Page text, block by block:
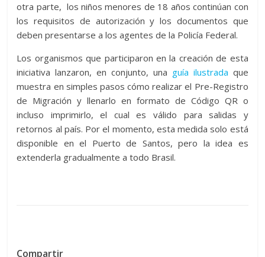
otra parte, los niños menores de 18 años continúan con
los requisitos de autorización y los documentos que
deben presentarse a los agentes de la Policía Federal.
Los organismos que participaron en la creación de esta
iniciativa lanzaron, en conjunto, una guía ilustrada que
muestra en simples pasos cómo realizar el Pre-Registro
de Migración y llenarlo en formato de Código QR o
incluso imprimirlo, el cual es válido para salidas y
retornos al país. Por el momento, esta medida solo está
disponible en el Puerto de Santos, pero la idea es
extenderla gradualmente a todo Brasil.
Compartir